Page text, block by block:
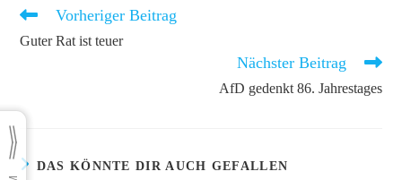
Weitere
ansehen
Vorheriger Beitrag
Guter Rat ist teuer
Nächster Beitrag
AfD gedenkt 86. Jahrestages
DAS KÖNNTE DIR AUCH GEFALLEN